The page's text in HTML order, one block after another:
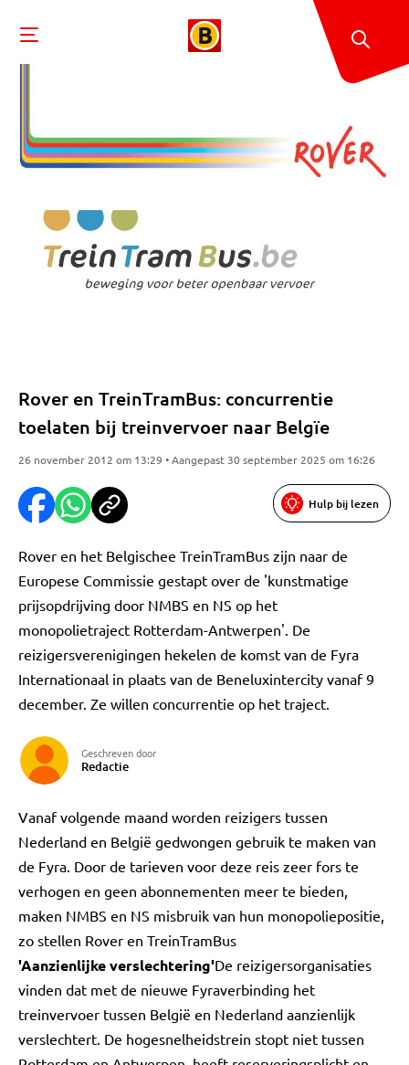
Rover en TreinTramBus: concurrentie
toelaten bij treinvervoer naar Belgïe
26 november 2012 om 13:29 • Aangepast 30 september 2025 om 16:26
Hulp bij lezen
Rover en het Belgischee TreinTramBus zijn naar de
Europese Commissie gestapt over de 'kunstmatige
prijsopdrijving door NMBS en NS op het
monopolietraject Rotterdam-Antwerpen'. De
reizigersverenigingen hekelen de komst van de Fyra
Internationaal in plaats van de Beneluxintercity vanaf 9
december. Ze willen concurrentie op het traject.
Geschreven door
Redactie
Vanaf volgende maand worden reizigers tussen
Nederland en België gedwongen gebruik te maken van
de Fyra. Door de tarieven voor deze reis zeer fors te
verhogen en geen abonnementen meer te bieden,
maken NMBS en NS misbruik van hun monopoliepositie,
zo stellen Rover en TreinTramBus
'Aanzienlijke verslechtering'De reizigersorganisaties
vinden dat met de nieuwe Fyraverbinding het
treinvervoer tussen België en Nederland aanzienlijk
verslechtert. De hogesnelheidstrein stopt niet tussen